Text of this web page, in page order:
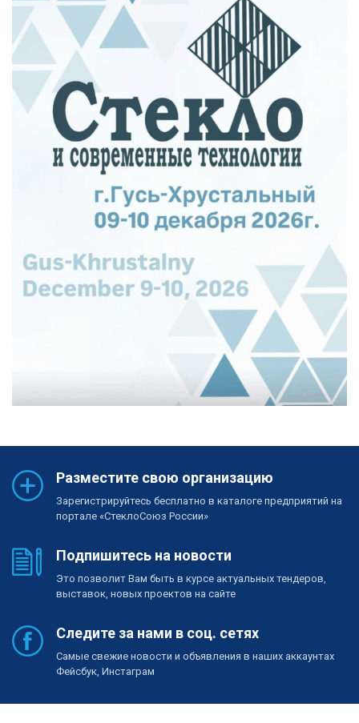
Разместите свою организацию
Зарегистрируйтесь бесплатно в каталоге предприятий на
портале «СтеклоСоюз России»
Подпишитесь на новости
Это позволит Вам быть в курсе актуальных тендеров,
выставок, новых проектов на сайте
Следите за нами в соц. сетях
Самые свежие новости и объявления в наших аккаунтах
Фейсбук, Инстаграм